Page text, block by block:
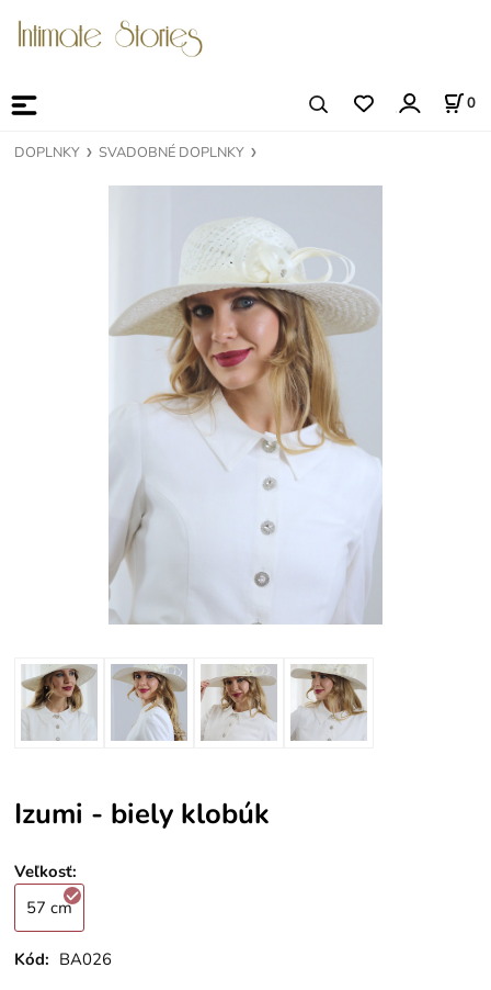
0
DOPLNKY SVADOBNÉ DOPLNKY
Izumi - biely klobúk
Veľkosť:
57 cm
Kód: BA026